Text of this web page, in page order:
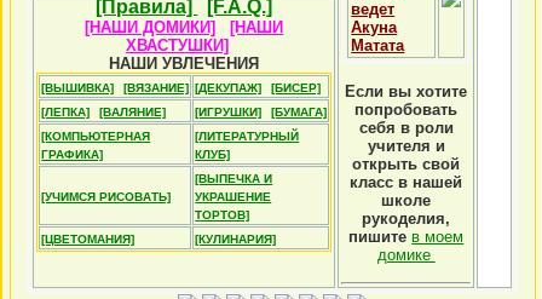
[Правила]
[F.A.Q.]
[НАШИ ДОМИКИ]
[НАШИ
ХВАСТУШКИ]
НАШИ УВЛЕЧЕНИЯ
[ВЫШИВКА] [ВЯЗАНИЕ] [ДЕКУПАЖ]
[БИСЕР]
[ЛЕПКА]
[ВАЛЯНИЕ] [ИГРУШКИ]
[БУМАГА]
[КОМПЬЮТЕРНАЯ
ГРАФИКА]
[ЛИТЕРАТУРНЫЙ
КЛУБ]
[УЧИМСЯ РИСОВАТЬ]
[ВЫПЕЧКА И
УКРАШЕНИЕ
ТОРТОВ]
[ЦВЕТОМАНИЯ]
[КУЛИНАРИЯ]
ведет
Акуна
Матата
Если вы хотите
попробовать
себя в роли
учителя и
открыть свой
класс в нашей
школе
рукоделия,
пишите в моем
домике